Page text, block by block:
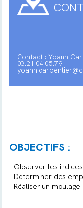
Contact : Yoann
03.21.04.05.79
OBJECTIFS :
- Observer les
- Déterminer des
- Réaliser un